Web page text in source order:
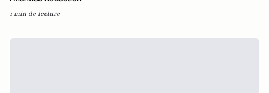
1 min de lecture